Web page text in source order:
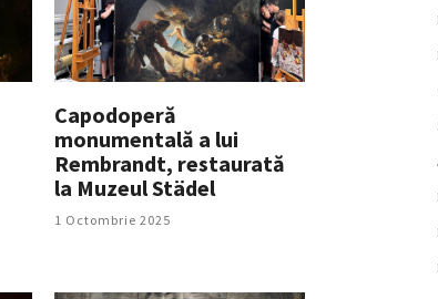
Capodoperă
monumentală a lui
Rembrandt, restaurată
la Muzeul Städel
1 Octombrie 2025